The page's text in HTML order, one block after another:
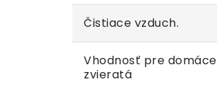
Čistiace vzduch.
Vhodnosť pre domáce
zvieratá